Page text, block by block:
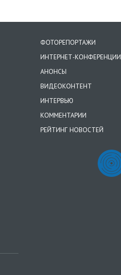
ФОТОРЕПОРТАЖИ
ИНТЕРНЕТ-КОНФЕРЕНЦИИ
АНОНСЫ
ВИДЕОКОНТЕНТ
ИНТЕРВЬЮ
КОММЕНТАРИИ
РЕЙТИНГ НОВОСТЕЙ